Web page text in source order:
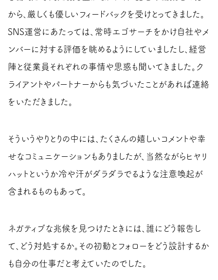
から、厳しくも優しいフィードバックを受けとってきました。
SNS運営にあたっては、常時エゴサーチをかけ自社やメ
ンバーに対する評価を眺めるようにしていましたし、経営
陣と従業員それぞれの事情や思惑も聞いてきました。ク
ライアントやパートナーからも気づいたことがあれば連絡
をいただきました。
そういうやりとりの中には、たくさんの嬉しいコメントや幸
せなコミュニケーションもありましたが、当然ながらヒヤリ
ハットというか冷や汗がダラダラでるような注意喚起が
含まれるものもあって。
ネガティブな兆候を見つけたときには、誰にどう報告し
て、どう対処するか。その初動とフォローをどう設計するか
も自分の仕事だと考えていたのでした。